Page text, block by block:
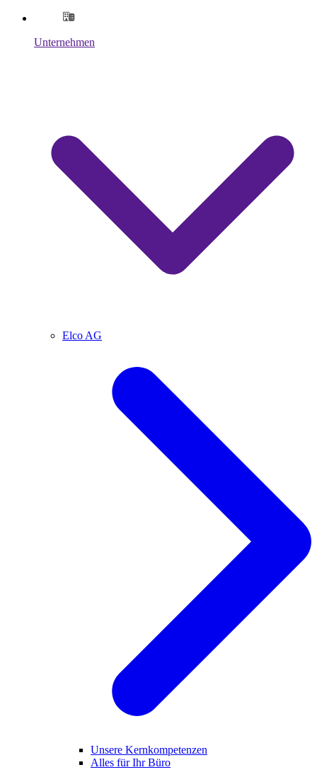
Unternehmen
Elco AG
Unsere Kernkompetenzen
Alles für Ihr Büro